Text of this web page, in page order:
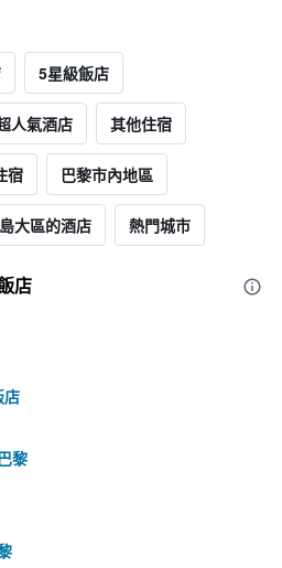
5星級飯店
人氣酒店 其他住宿
宿 巴黎市內地區
大區的酒店 熱門城市
店
店
黎